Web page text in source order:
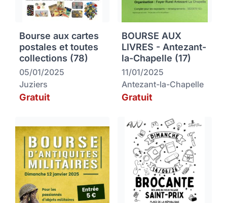
Bourse aux cartes
postales et toutes
collections (78)
05/01/2025
Juziers
Gratuit
BOURSE AUX
LIVRES - Antezant-
la-Chapelle (17)
11/01/2025
Antezant-la-Chapelle
Gratuit